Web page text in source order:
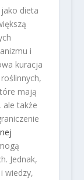
dieta
i
kuracja
mają
ale także
Jednak,
wiedzy,